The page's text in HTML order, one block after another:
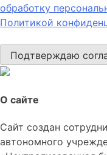
обработку
Политикой
Подтверждаю
О сайте
Сайт создан
автономного